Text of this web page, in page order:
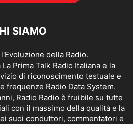
SIAMO
della Radio.
Prima Talk Radio Italiana e la
di riconoscimento testuale e
frequenze Radio Data System.
Radio Radio è fruibile su tutte
con il massimo della qualità e la
suoi conduttori, commentatori e